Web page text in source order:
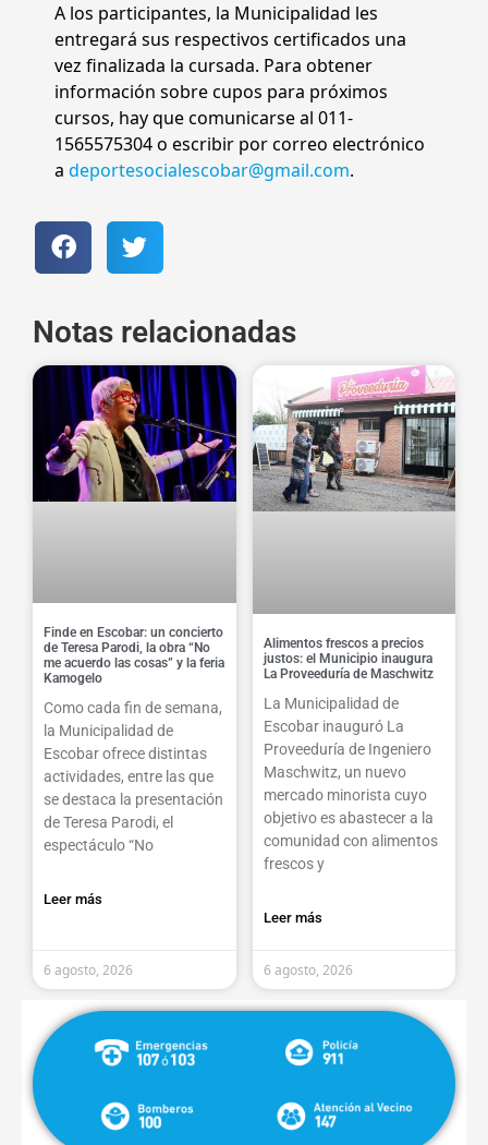
A los participantes, la Municipalidad les
entregará sus respectivos certificados una
vez finalizada la cursada. Para obtener
información sobre cupos para próximos
cursos, hay que comunicarse al 011-
1565575304 o escribir por correo electrónico
a deportesocialescobar@gmail.com.
Notas relacionadas
Finde en Escobar: un concierto
de Teresa Parodi, la obra “No
me acuerdo las cosas” y la feria
Kamogelo
Como cada fin de semana,
la Municipalidad de
Escobar ofrece distintas
actividades, entre las que
se destaca la presentación
de Teresa Parodi, el
espectáculo “No
Leer más
6 agosto, 2026
Alimentos frescos a precios
justos: el Municipio inaugura
La Proveeduría de Maschwitz
La Municipalidad de
Escobar inauguró La
Proveeduría de Ingeniero
Maschwitz, un nuevo
mercado minorista cuyo
objetivo es abastecer a la
comunidad con alimentos
frescos y
Leer más
6 agosto, 2026